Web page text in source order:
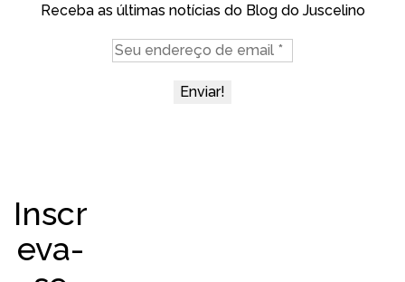
Receba as últimas notícias do Blog do Juscelino
Inscr
eva-